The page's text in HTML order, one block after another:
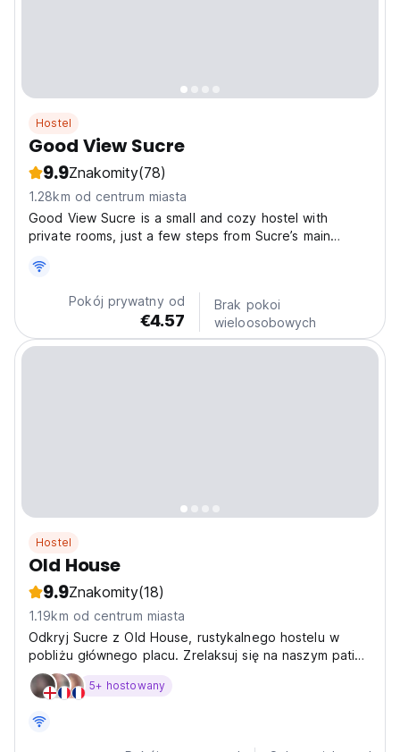
Hostel
Good View Sucre
9.9Znakomity(78)
1.28km od centrum miasta
Good View Sucre is a small and cozy hostel with
private rooms, just a few steps from Sucre’s main
enjoy a beautiful view of the city and relax after a day
of exploring. We are close to the main tourist
attractions,...Pokój prywatny od
€4.57
Brak pokoi
wieloosobowych
Hostel
Old House
9.9Znakomity(18)
1.19km od centrum miasta
Odkryj Sucre z Old House, rustykalnego hostelu w
pobliżu głównego placu. Zrelaksuj się na naszym patio,
nawiąż kontakt z podróżnikami i zwiedzaj Białe Miasto
z zacisznej bazy wypadowej. (Auto-translated from
5+ hostowany